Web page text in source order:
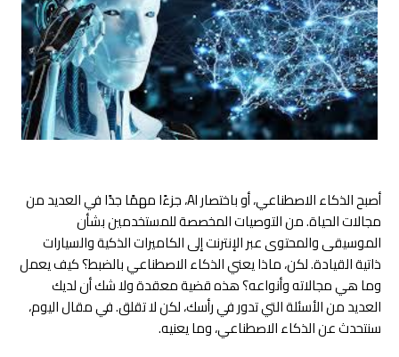
أصبح الذكاء الاصطناعي، أو باختصار AI، جزءًا مهمًا جدًا في العديد من
مجالات الحياة. من التوصيات المخصصة للمستخدمين بشأن
الموسيقى والمحتوى عبر الإنترنت إلى الكاميرات الذكية والسيارات
ذاتية القيادة. لكن، ماذا يعني الذكاء الاصطناعي بالضبط؟ كيف يعمل
وما هي مجالاته وأنواعه؟ هذه قضية معقدة ولا شك أن لديك
العديد من الأسئلة التي تدور في رأسك، لكن لا تقلق. في مقال اليوم،
سنتحدث عن الذكاء الاصطناعي، وما يعنيه.